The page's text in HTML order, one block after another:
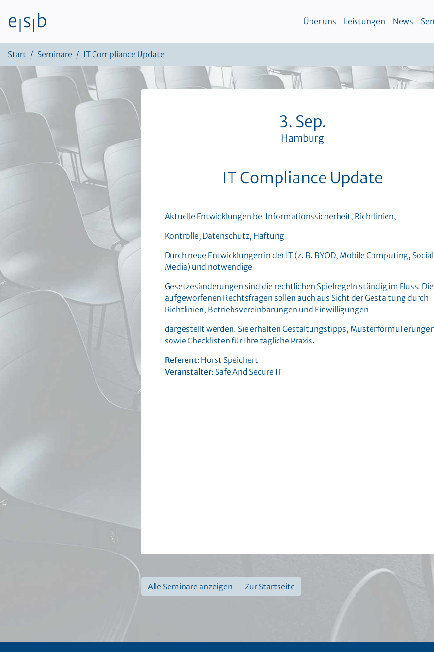
Zum Inhalt
e s b Über uns Leistungen News
Start Seminare IT Compliance Update
3. Sep.
Hamburg
IT Compliance Update
Aktuelle Entwicklungen bei Informationssicherheit, Richtlinien,
Kontrolle, Datenschutz, Haftung
Durch neue Entwicklungen in der IT (z. B. BYOD, Mobile Computing, Social
Media) und notwendige
Gesetzesänderungen sind die rechtlichen Spielregeln ständig im Fluss. Die
aufgeworfenen Rechtsfragen sollen auch aus Sicht der Gestaltung durch
Richtlinien, Betriebsvereinbarungen und Einwilligungen
dargestellt werden. Sie erhalten Gestaltungstipps,
sowie Checklisten für Ihre tägliche Praxis.
Referent: Horst Speichert
Veranstalter: Safe And Secure IT
Alle Seminare anzeigen Zur Startseite